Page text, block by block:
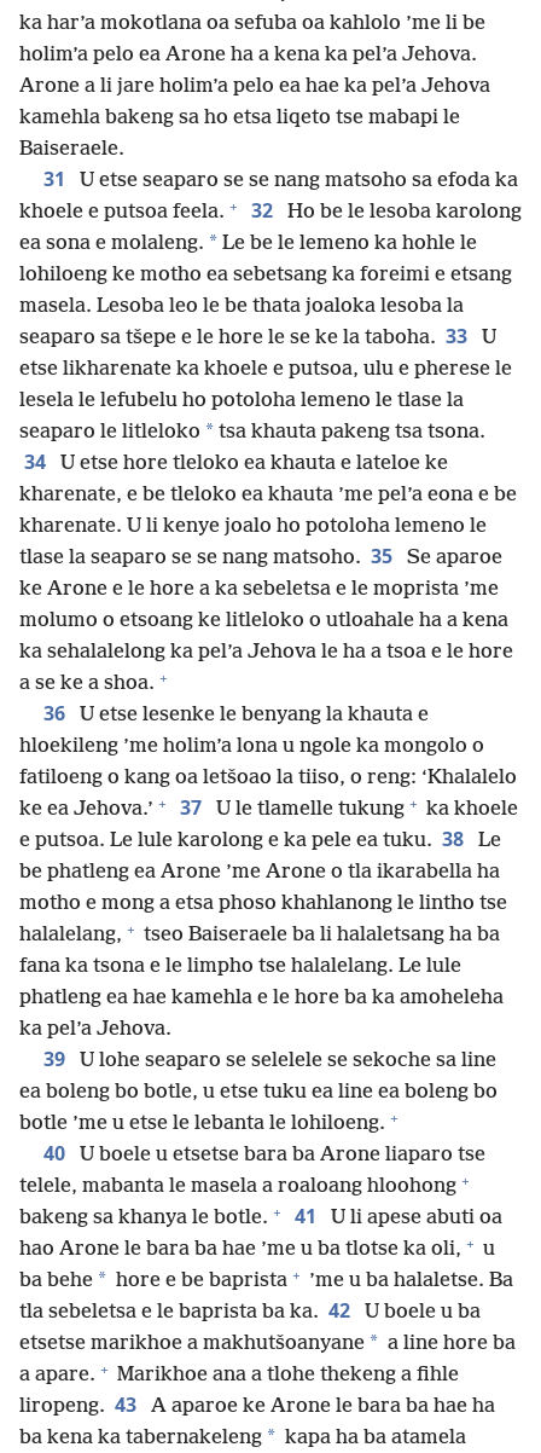
ka har’a mokotlana oa sefuba oa kahlolo ’me li be
holim’a pelo ea Arone ha a kena ka pel’a Jehova.
Arone a li jare holim’a pelo ea hae ka pel’a Jehova
kamehla bakeng sa ho etsa liqeto tse mabapi le
Baiseraele.
31
U etse seaparo se se nang matsoho sa efoda ka
khoele e putsoa feela. + 32
Ho be le lesoba karolong
ea sona e molaleng. * Le be le lemeno ka hohle le
lohiloeng ke motho ea sebetsang ka foreimi e etsang
masela. Lesoba leo le be thata joaloka lesoba la
seaparo sa tšepe e le hore le se ke la taboha. 33
U
etse likharenate ka khoele e putsoa, ulu e pherese le
lesela le lefubelu ho potoloha lemeno le tlase la
seaparo le litleloko * tsa khauta pakeng tsa tsona.
34
U etse hore tleloko ea khauta e lateloe ke
kharenate, e be tleloko ea khauta ’me pel’a eona e be
kharenate. U li kenye joalo ho potoloha lemeno le
tlase la seaparo se se nang matsoho. 35
Se aparoe
ke Arone e le hore a ka sebeletsa e le moprista ’me
molumo o etsoang ke litleloko o utloahale ha a kena
ka sehalalelong ka pel’a Jehova le ha a tsoa e le hore
a se ke a shoa. +
36
U etse lesenke le benyang la khauta e
hloekileng ’me holim’a lona u ngole ka mongolo o
fatiloeng o kang oa letšoao la tiiso, o reng: ‘Khalalelo
ke ea Jehova.’ + 37 U le tlamelle tukung + ka khoele
e putsoa. Le lule karolong e ka pele ea tuku. 38
Le
be phatleng ea Arone ’me Arone o tla ikarabella ha
motho e mong a etsa phoso khahlanong le lintho tse
halalelang, + tseo Baiseraele ba li halaletsang ha ba
fana ka tsona e le limpho tse halalelang. Le lule
phatleng ea hae kamehla e le hore ba ka amoheleha
ka pel’a Jehova.
39
U lohe seaparo se selelele se sekoche sa line
ea boleng bo botle, u etse tuku ea line ea boleng bo
botle ’me u etse le lebanta le lohiloeng. +
40
U boele u etsetse bara ba Arone liaparo tse
telele, mabanta le masela a roaloang hloohong +
bakeng sa khanya le botle. + 41
U li apese abuti oa
hao Arone le bara ba hae ’me u ba tlotse ka oli, + u
ba behe * hore e be baprista + ’me u ba halaletse. Ba
tla sebeletsa e le baprista ba ka. 42
U boele u ba
etsetse marikhoe a makhutšoanyane * a line hore ba
a apare. + Marikhoe ana a tlohe thekeng a fihle
liropeng. 43
A aparoe ke Arone le bara ba hae ha
ba kena ka tabernakeleng * kapa ha ba atamela